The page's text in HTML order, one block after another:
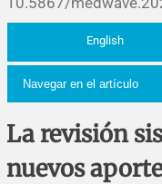
Comentarios
Cartas a los
Errata y notas de
Estudios originales
Estudios
Revisiones
Análisis
Revisiones
Comunicaciones
English
La revisión
nuevos